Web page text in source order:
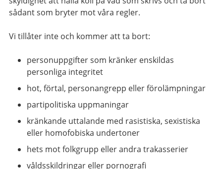
sådant som bryter mot våra regler.
Vi tillåter inte och kommer att ta bort:
personuppgifter som kränker enskildas
personliga integritet
hot, förtal, personangrepp eller förolämpningar
partipolitiska uppmaningar
kränkande uttalande med rasistiska, sexistiska
eller homofobiska undertoner
hets mot folkgrupp eller andra trakasserier
våldsskildringar eller pornografi